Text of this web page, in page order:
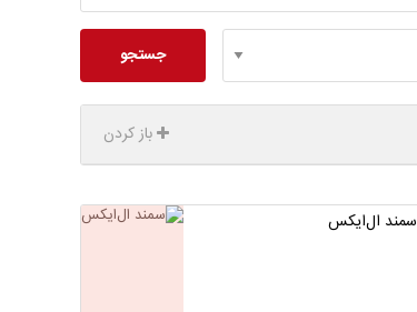
جستجو
باز کردن
سمند ال‌ایکس